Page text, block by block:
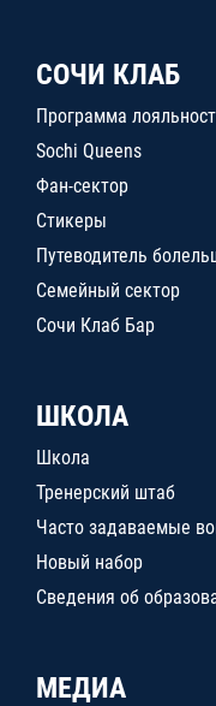
СОЧИ КЛАБ
Программа
Sochi Queens
Фан-сектор
Стикеры
Путеводитель
Семейный сектор
Сочи Клаб Бар
ШКОЛА
Школа
Тренерский штаб
Часто задаваемые
Новый набор
Сведения об
МЕДИА